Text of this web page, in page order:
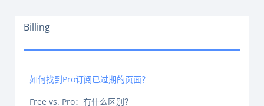
Billing
如何找到Pro订阅已过期的页面？
Free vs. Pro：有什么区别？